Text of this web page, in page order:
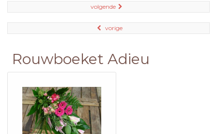
volgende
vorige
Rouwboeket Adieu